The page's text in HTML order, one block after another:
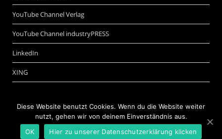
YouTube Channel Verlag
YouTube Channel industryPRESS
LinkedIn
XING
©Schwarzer.de Software + Internet GmbH
Diese Website benutzt Cookies. Wenn du die Website weiter
nutzt, gehen wir von deinem Einverständnis aus.
OK
Hier zu unserer Datenschutzerklärung klicken